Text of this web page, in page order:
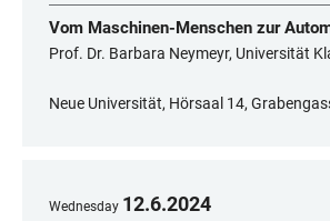
Vom Maschinen-Menschen zur
Prof. Dr. Barbara Neymeyr, Universität
Neue Universität, Hörsaal 14,
Wednesday 12.6.2024